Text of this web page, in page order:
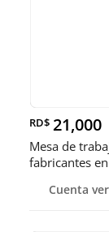
RD$ 21,000
Mesa de
fabricantes
Cuenta